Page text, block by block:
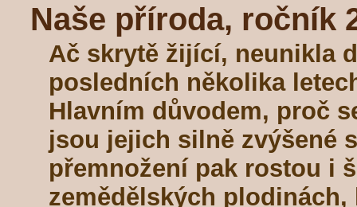
Naše příroda, ročník
Ač skrytě žijící, neunikla
posledních několika
Hlavním důvodem, proč
jsou jejich silně zvýšené
přemnožení pak rostou i
zemědělských plodinách,